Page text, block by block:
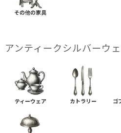
その他の家具
アンティークシルバーウ
ティーウェア カトラリー ゴ